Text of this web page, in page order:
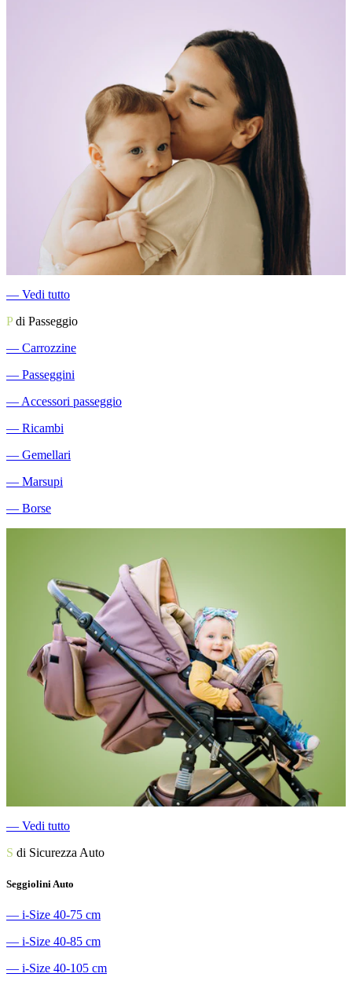
― Vedi tutto
Pdi Passeggio
― Carrozzine
― Passeggini
― Accessori passeggio
― Ricambi
― Gemellari
― Marsupi
― Borse
― Vedi tutto
S di Sicurezza Auto
Seggiolini Auto
― i-Size 40-75 cm
― i-Size 40-85 cm
― i-Size 40-105 cm